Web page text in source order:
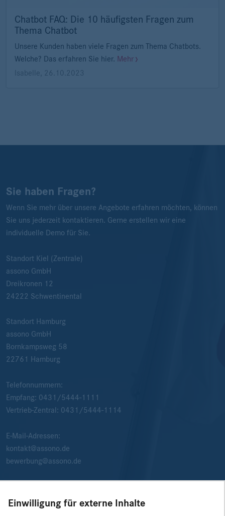
Chatbot FAQ: Die 10 häufigsten Fragen zum
Thema Chatbot
Unsere Kunden haben viele Fragen zum Thema Chatbots.
Welche? Das erfahren Sie hier. Mehr
Isabelle, 26.10.2023
Sie haben Fragen?
Wenn Sie mehr über unsere Angebote erfahren möchten, können
Sie uns jederzeit kontaktieren. Gerne erstellen wir eine
individuelle Demo für Sie.
Standort Kiel (Zentrale)
assono GmbH
Dreikronen 12
24222 Schwentinental
Standort Hamburg
assono GmbH
Bornkampsweg 58
22761
Hamburg
Telefonnummern:
Empfang: 0431/5444-1111
Vertrieb-Zentral: 0431/5444-1114
E-Mail-Adressen:
kontakt@assono.de
bewerbung@assono.de
Einwilligung für externe Inhalte